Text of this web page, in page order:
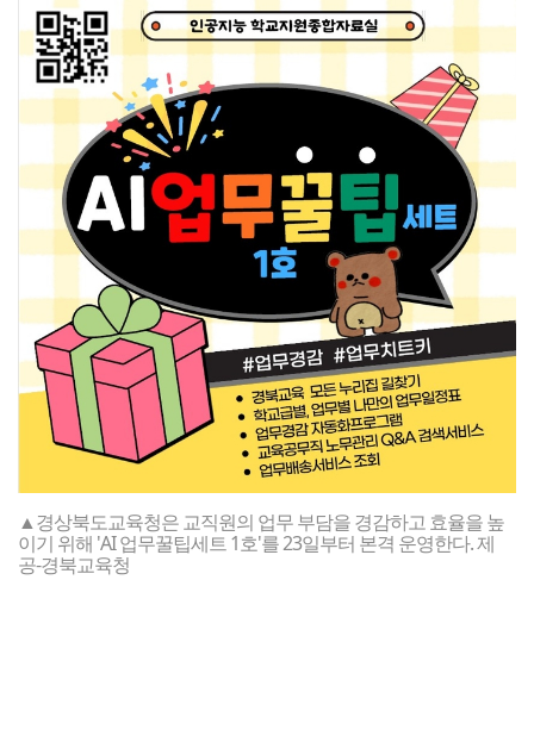
▲경상북도교육청은 교직원의 업무 부담을 경감하고 효율을 높
이기 위해 'AI 업무꿀팁세트 1호'를 23일부터 본격 운영한다. 제
공-경북교육청